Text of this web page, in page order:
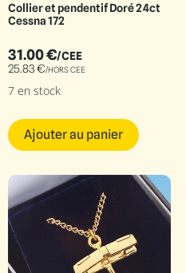
Collier et pendentif Doré 24ct
Cessna 172
31.00€/CEE
25.83€/HORS CEE
7 en stock
Ajouter au panier